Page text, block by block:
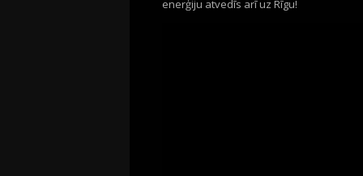
enerģiju atvedīs arī uz Rīgu!